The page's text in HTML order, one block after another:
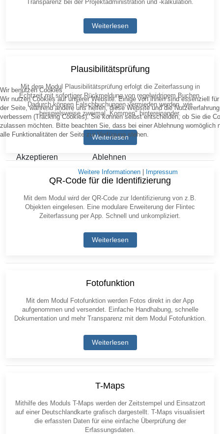
Transparenz bei der Projektadministration und -kalkulation.
Weiterlesen
Plausibilitätsprüfung
Mit dem Modul Plausibilitätsprüfung erfolgt die Zeiterfassung in
Echtzeit mit sofortiger Rückmeldung von regelwidrigem Buchen.
Dadurch können Falschbuchungen vermieden werden, wie
beispielsweise zweimal „Kommen" hintereinander.
Weiterlesen
QR-Code für die Identifizierung
Mit dem Modul wird der QR-Code zur Identifizierung von z.B.
Objekten eingelesen. Eine modulare Erweiterung der Flintec
Zeiterfassung per App. Schnell und unkompliziert.
Weiterlesen
Fotofunktion
Mit dem Modul Fotofunktion werden Fotos direkt in der App
aufgenommen und versendet. Einfache Handhabung, schnelle
Dokumentation und mehr Transparenz mit dem Modul Fotofunktion.
Weiterlesen
T-Maps
Mithilfe des Moduls T-Maps werden der Zeitstempel und Einsatzort
auf einer Deutschlandkarte grafisch dargestellt. T-Maps visualisiert
die erfassten Daten für eine einfache Überprüfung der
Erfassungsdaten.
Wir benutzen Cookies
Wir nutzen Cookies auf unserer Website. Einige von ihnen sind essenziell
der Seite, während andere uns helfen, diese Website und die
verbessern (Tracking Cookies). Sie können selbst entscheiden, ob Sie die
zulassen möchten. Bitte beachten Sie, dass bei einer Ablehnung womöglich
alle Funktionalitäten der Seite zur Verfügung stehen.
Akzeptieren Ablehnen
Weitere Informationen| Impressum